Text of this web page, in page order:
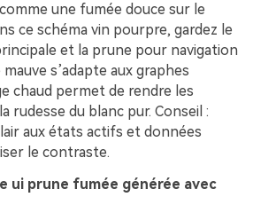
une fumée douce sur le
ce schéma vin pourpre, gardez le
et la prune pour navigation
s’adapte aux graphes
chaud permet de rendre les
rudesse du blanc pur. Conseil :
aux états actifs et données
le contraste.
ui prune fumée générée avec